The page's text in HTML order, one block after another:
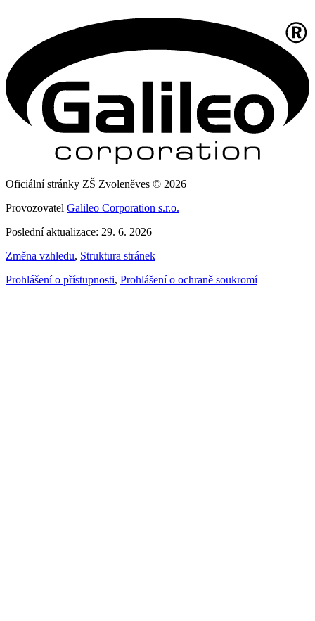
Oficiální stránky ZŠ Zvoleněves © 2026
Provozovatel Galileo Corporation s.r.o.
Poslední aktualizace: 29. 6. 2026
Změna vzhledu, Struktura stránek
Prohlášení o přístupnosti, Prohlášení o ochraně soukromí